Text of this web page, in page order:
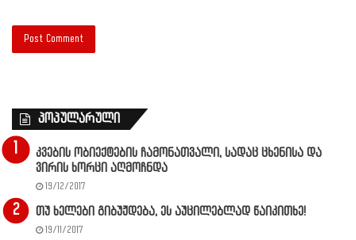
პოპულარული
კვების ობიექტების ჩამონათვალი, სადაც ცხენისა და
ვირის ხორცი აღმოჩნდა
19/12/2017
თუ ხელები გიბუჟდება, ეს აუცილებლად წაიკითხე!
19/11/2017